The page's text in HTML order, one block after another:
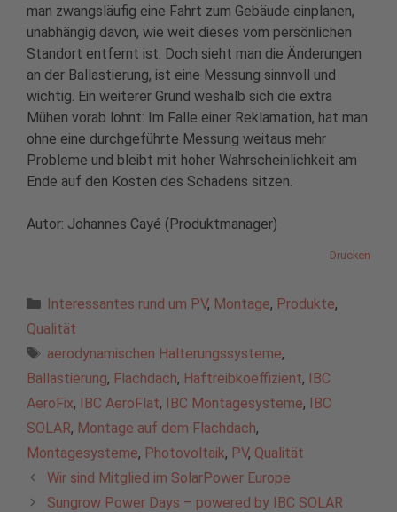
man zwangsläufig eine Fahrt zum Gebäude einplanen,
unabhängig davon, wie weit dieses vom persönlichen
Standort entfernt ist. Doch sieht man die Änderungen
an der Ballastierung, ist eine Messung sinnvoll und
wichtig. Ein weiterer Grund weshalb sich die extra
Mühen vorab lohnt: Im Falle einer Reklamation, hat man
ohne eine durchgeführte Messung weitaus mehr
Probleme und bleibt mit hoher Wahrscheinlichkeit am
Ende auf den Kosten des Schadens sitzen.
Autor: Johannes Cayé (Produktmanager)
Drucken
Kategorien
Interessantes rund um PV, Montage, Produkte,
Qualität
Schlagwörter
aerodynamischen Halterungssysteme,
Ballastierung, Flachdach, Haftreibkoeffizient, IBC
AeroFix, IBC AeroFlat, IBC Montagesysteme, IBC
SOLAR, Montage auf dem Flachdach,
Montagesysteme, Photovoltaik, PV, Qualität
Wir sind Mitglied im SolarPower Europe
Sungrow Power Days – powered by IBC SOLAR